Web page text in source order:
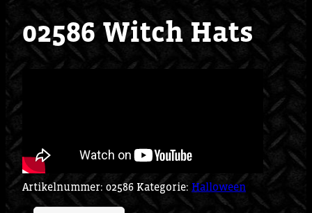
02586 Witch Hats
Artikelnummer: 02586 Kategorie: Halloween